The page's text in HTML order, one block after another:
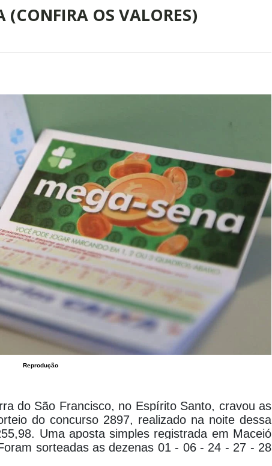
OS VALORES)
Reprodução
do São Francisco, no Espírito Santo, cravou as
do concurso 2897, realizado na noite dessa
Uma aposta simples registrada em Maceió
sorteadas as dezenas 01 - 06 - 24 - 27 - 28